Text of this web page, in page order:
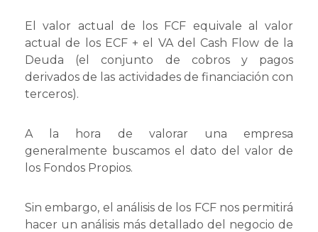
El valor actual de los FCF equivale al valor
actual de los ECF + el VA del Cash Flow de la
Deuda (el conjunto de cobros y pagos
derivados de las actividades de financiación con
terceros).
A la hora de valorar una empresa
generalmente buscamos el dato del valor de
los Fondos Propios.
Sin embargo, el análisis de los FCF nos permitirá
hacer un análisis más detallado del negocio de